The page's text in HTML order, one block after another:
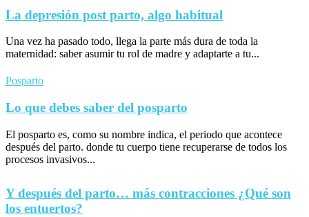
La depresión post parto, algo habitual
Una vez ha pasado todo, llega la parte más dura de toda la
maternidad: saber asumir tu rol de madre y adaptarte a tu...
Posparto
Lo que debes saber del posparto
El posparto es, como su nombre indica, el periodo que acontece
después del parto. donde tu cuerpo tiene recuperarse de todos los
procesos invasivos...
Y después del parto… más contracciones ¿Qué son
los entuertos?